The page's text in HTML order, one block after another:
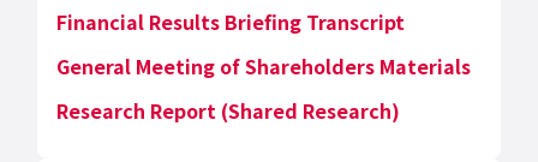
Financial Results Briefing Transcript
General Meeting of Shareholders Materials
Research Report (Shared Research)